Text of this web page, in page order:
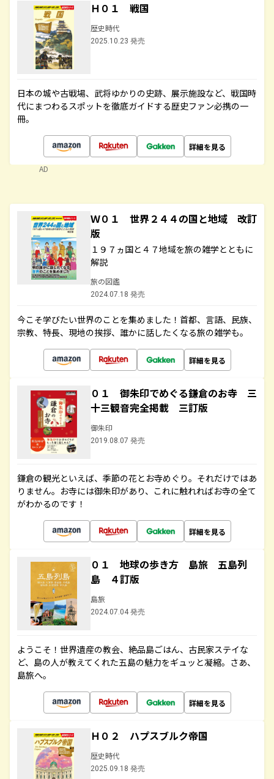
Ｈ０１ 戦国
歴史時代
2025.10.23 発売
日本の城や古戦場、武将ゆかりの史跡、展示施設など、戦国時
代にまつわるスポットを徹底ガイドする歴史ファン必携の一
冊。
詳細を見る
AD
Ｗ０１ 世界２４４の国と地域 改訂
版
１９７ヵ国と４７地域を旅の雑学とともに
解説
旅の図鑑
2024.07.18 発売
今こそ学びたい世界のことを集めました！首都、言語、民族、
宗教、特長、現地の挨拶、誰かに話したくなる旅の雑学も。
詳細を見る
０１ 御朱印でめぐる鎌倉のお寺 三
十三観音完全掲載 三訂版
御朱印
2019.08.07 発売
鎌倉の観光といえば、季節の花とお寺めぐり。それだけではあ
りません。お寺には御朱印があり、これに触れればお寺の全て
がわかるのです！
詳細を見る
０１ 地球の歩き方 島旅 五島列
島 ４訂版
島旅
2024.07.04 発売
ようこそ！世界遺産の教会、絶品島ごはん、古民家ステイな
ど、島の人が教えてくれた五島の魅力をギュッと凝縮。さあ、
島旅へ。
詳細を見る
Ｈ０２ ハプスブルク帝国
歴史時代
2025.09.18 発売